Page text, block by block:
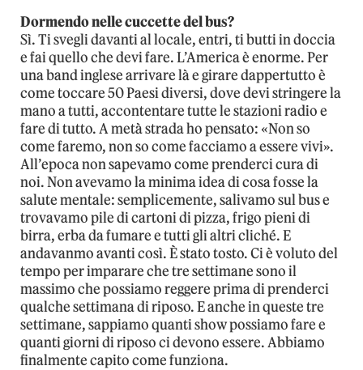
Dormendo nelle cuccette del bus?
Sì. Ti svegli davanti al locale, entri, ti butti in doccia
e fai quello che devi fare. L’America è enorme. Per
una band inglese arrivare là e girare dappertutto è
come toccare 50 Paesi diversi, dove devi stringere la
mano a tutti, accontentare tutte le stazioni radio e
fare di tutto. A metà strada ho pensato: «Non so
come faremo, non so come facciamo a essere vivi».
All’epoca non sapevamo come prenderci cura di
noi. Non avevamo la minima idea di cosa fosse la
salute mentale: semplicemente, salivamo sul bus e
trovavamo pile di cartoni di pizza, frigo pieni di
birra, erba da fumare e tutti gli altri cliché. E
andavanmo avanti così. È stato tosto. Ci è voluto del
tempo per imparare che tre settimane sono il
massimo che possiamo reggere prima di prenderci
qualche settimana di riposo. E anche in queste tre
settimane, sappiamo quanti show possiamo fare e
quanti giorni di riposo ci devono essere. Abbiamo
finalmente capito come funziona.